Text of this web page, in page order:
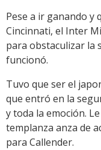
Pese a ir ganando y
Cincinnati, el Inter
para obstaculizar la
funcionó.
Tuvo que ser el
que entró en la
y toda la emoción.
templanza anza de
para Callender.